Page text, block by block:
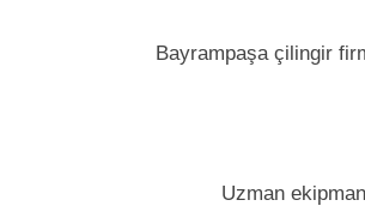
Bayrampaşa çilingir
Uzman